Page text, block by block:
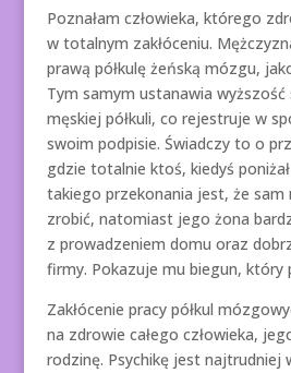
Poznałam człowieka, którego
w totalnym zakłóceniu.
prawą półkulę żeńską mózgu,
Tym samym ustanawia
męskiej półkuli, co rejestruje w
swoim podpisie. Świadczy to o
gdzie totalnie ktoś, kiedyś
takiego przekonania jest, że sam
zrobić, natomiast jego żona
z prowadzeniem domu oraz
firmy. Pokazuje mu biegun, który
Zakłócenie pracy półkul
na zdrowie całego człowieka,
rodzinę. Psychikę jest najtrudniej